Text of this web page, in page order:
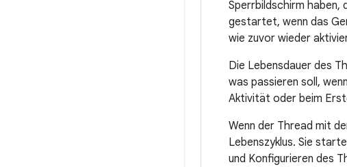
Sperrbildschirm haben,
gestartet, wenn das
wie zuvor wieder
Die Lebensdauer des
was passieren soll,
Aktivität oder beim
Wenn der Thread mit
Lebenszyklus. Sie
und Konfigurieren des